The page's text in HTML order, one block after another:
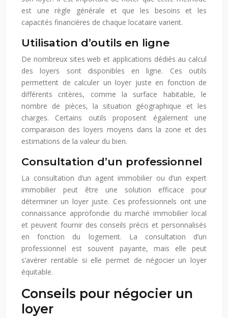
est une règle générale et que les besoins et les
capacités financières de chaque locataire varient.
Utilisation d’outils en ligne
De nombreux sites web et applications dédiés au calcul
des loyers sont disponibles en ligne. Ces outils
permettent de calculer un loyer juste en fonction de
différents critères, comme la surface habitable, le
nombre de pièces, la situation géographique et les
charges. Certains outils proposent également une
comparaison des loyers moyens dans la zone et des
estimations de la valeur du bien.
Consultation d’un professionnel
La consultation d’un agent immobilier ou d’un expert
immobilier peut être une solution efficace pour
déterminer un loyer juste. Ces professionnels ont une
connaissance approfondie du marché immobilier local
et peuvent fournir des conseils précis et personnalisés
en fonction du logement. La consultation d’un
professionnel est souvent payante, mais elle peut
s’avérer rentable si elle permet de négocier un loyer
équitable.
Conseils pour négocier un
loyer